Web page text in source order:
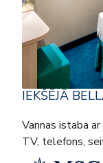
IEKŠĒJĀ
Vannas istaba
TV, telefons,